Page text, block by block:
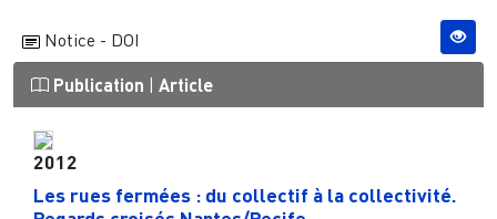
Notice - DOI
Publication Article
2012
Les rues fermées : du collectif à la collectivité.